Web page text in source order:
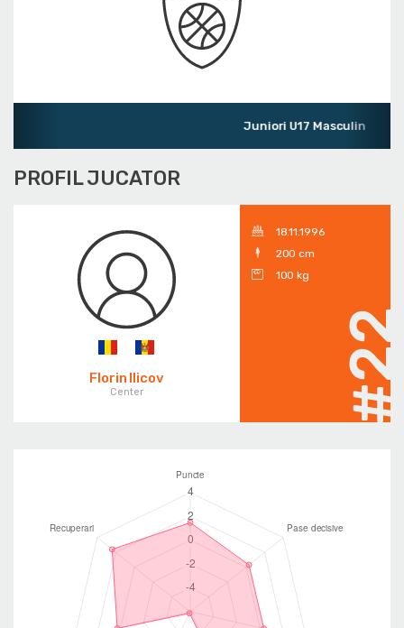
Juniori U17 Masculin
PROFIL JUCATOR
Florin Ilicov
Center
18.11.1996
200 cm
100 kg